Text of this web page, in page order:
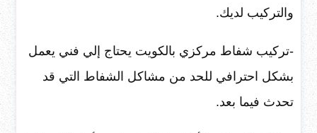
والتركيب لديك.
-تركيب شفاط مركزي بالكويت يحتاج إلي فني يعمل
بشكل احترافي للحد من مشاكل الشفاط التي قد
تحدث فيما بعد.